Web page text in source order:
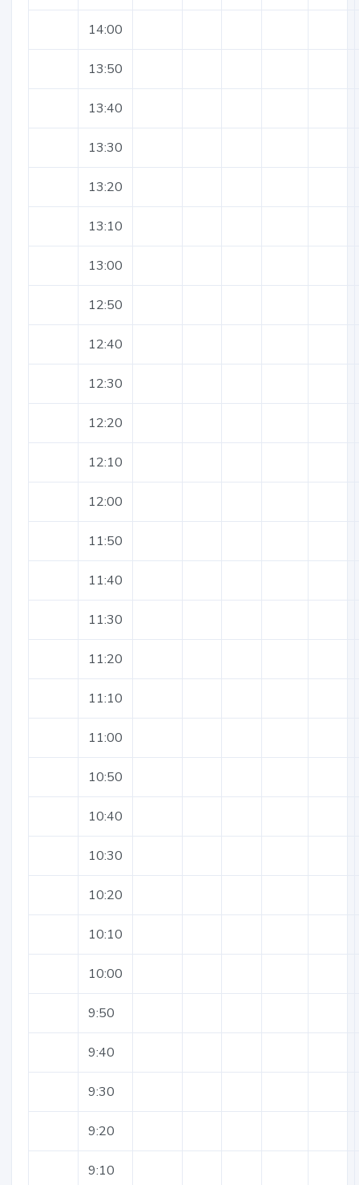
14:00
13:50
13:40
13:30
13:20
13:10
13:00
12:50
12:40
12:30
12:20
12:10
12:00
11:50
11:40
11:30
11:20
11:10
11:00
10:50
10:40
10:30
10:20
10:10
10:00
9:50
9:40
9:30
9:20
9:10